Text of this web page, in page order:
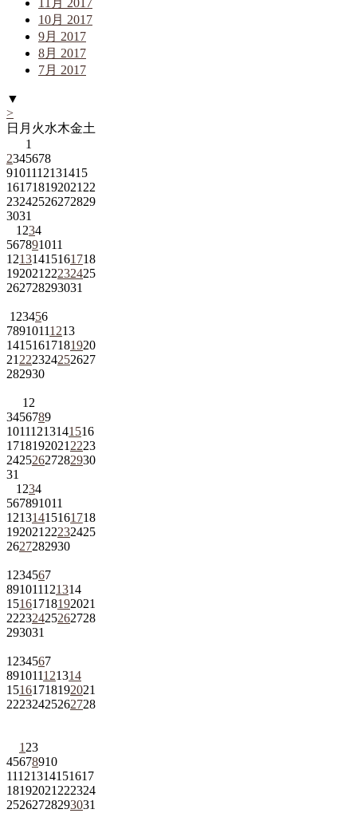
10月 2017
9月 2017
8月 2017
7月 2017
▼
>
日 月 火水木金土
1
2345678
9101112131415
161718192021 22
23242526272829
3031
1 234
567891011
12131415161718
192021 22232425
262728293031
1 23456
78910111213
14151617181920
21 222324252627
282930
1 2
3456789
10111213141516
1718192021 2223
24252627282930
31
1 234
567891011
12131415161718
192021 22232425
2627282930
1 234567
891011121314
15161718192021
22232425262728
293031
1 234567
891011121314
15161718192021
22232425262728
1 23
45678910
11121314151617
18192021 222324
25262728293031